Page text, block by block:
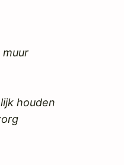
houden